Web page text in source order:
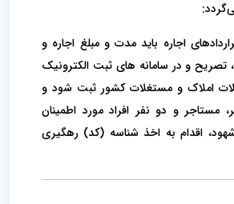
قراردادهای اجاره باید مدت و مبلغ اجاره و
تصریح و در سامانه های ثبت الکترونیک
املاک و مستغلات کشور ثبت شود و
مستاجر و دو نفر افراد مورد اطمینان
اقدام به اخذ شناسه (کد) رهگیری